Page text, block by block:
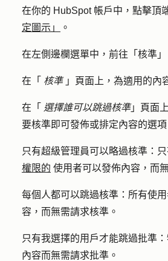
在你的 HubSpot 帳戶中，點擊頂
定圖示」
。
在左側邊欄選單中，前往「 核準
在「 核準」頁面上，為適用的內
在「 選擇誰可以跳過核準」頁面上
要核準即可發佈或排定內容的選項
只有超級管理員可以略過核準：
權限的 使用者可以發佈內容，而
每個人都可以跳過核準 ：所有使
容，而無需請求核準。
只有我選擇的用戶才能跳過批準：
內容而無需請求批準。